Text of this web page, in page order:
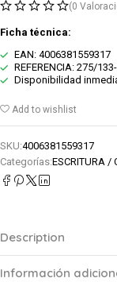
(0
Ficha técnica:
EAN: 4006381559317
REFERENCIA: 275/
Disponibilidad
Add to wishlist
SKU:4006381559317
Categorías:ESCRITURA /
Description
Información